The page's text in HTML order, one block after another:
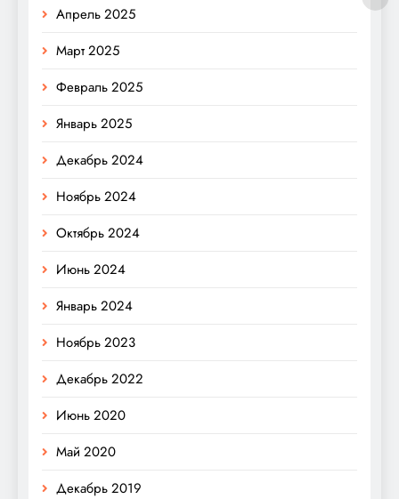
Апрель 2025
Март 2025
Февраль 2025
Январь 2025
Декабрь 2024
Ноябрь 2024
Октябрь 2024
Июнь 2024
Январь 2024
Ноябрь 2023
Декабрь 2022
Июнь 2020
Май 2020
Декабрь 2019